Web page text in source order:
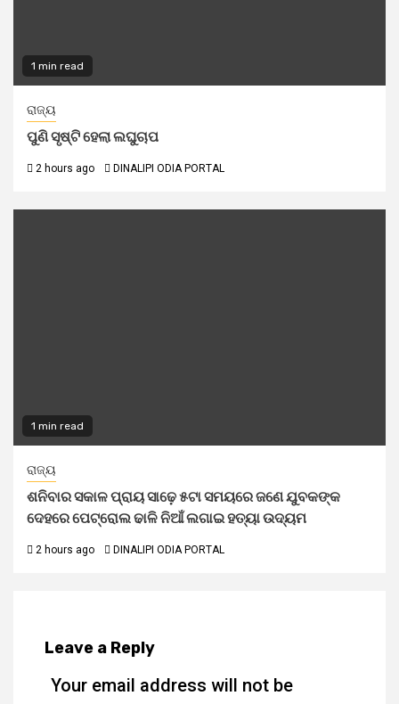
1 min read
ରାଜ୍ୟ
ପୁଣି ସୃଷ୍ଟି ହେଲା ଲଘୁଚାପ
2 hours ago DINALIPI ODIA PORTAL
1 min read
ରାଜ୍ୟ
ଶନିବାର ସକାଳ ପ୍ରାୟ ସାଢ଼େ ୫ଟା ସମୟରେ ଜଣେ ଯୁବକଙ୍କ
ଦେହରେ ପେଟ୍ରୋଲ ଢାଳି ନିଆଁ ଲଗାଇ ହତ୍ୟା ଉଦ୍ୟମ
2 hours ago DINALIPI ODIA PORTAL
Leave a Reply
Your email address will not be